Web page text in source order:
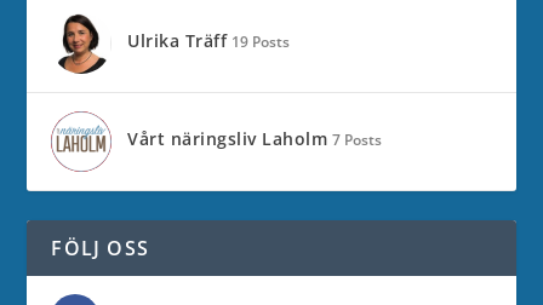
Ulrika Träff 19 Posts
Vårt näringsliv Laholm 7 Posts
FÖLJ OSS